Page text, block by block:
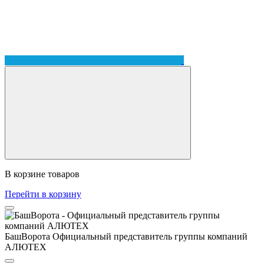
В корзине товаров
Перейти в корзину
БашВорота Официальный представитель группы компаний
АЛЮТЕХ